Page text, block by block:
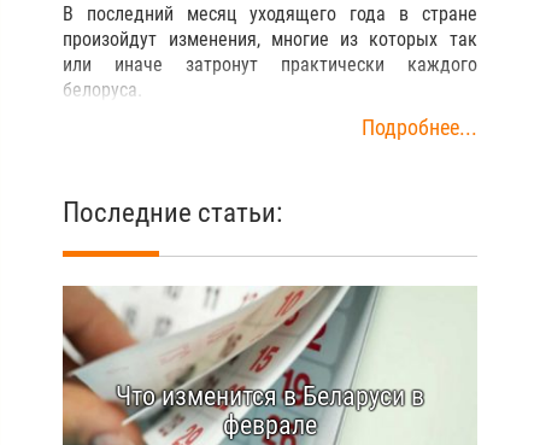
В последний месяц уходящего года в стране
произойдут изменения, многие из которых так
или иначе затронут практически каждого
белоруса.
Подробнее...
Последние статьи:
Что изменится в Беларуси в
феврале